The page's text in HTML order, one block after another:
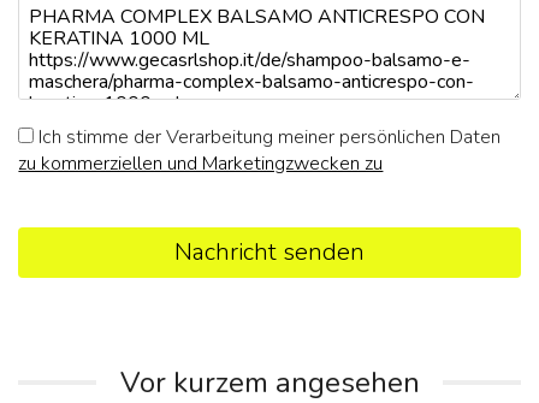
Ich stimme der Verarbeitung meiner persönlichen Daten
zu kommerziellen und Marketingzwecken zu
Nachricht senden
Vor kurzem angesehen